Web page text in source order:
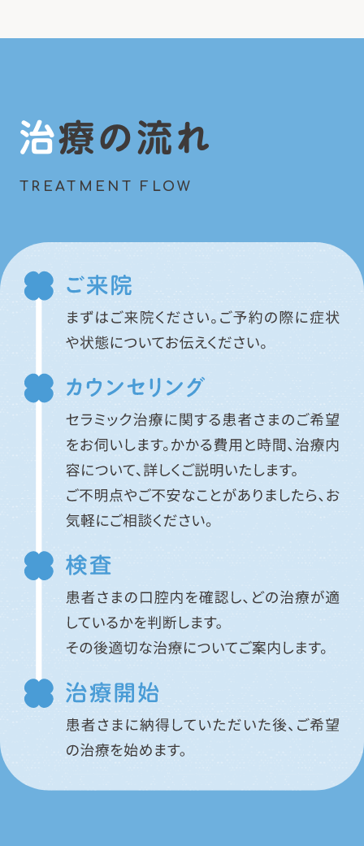
治療の流れ
TREATMENT FLOW